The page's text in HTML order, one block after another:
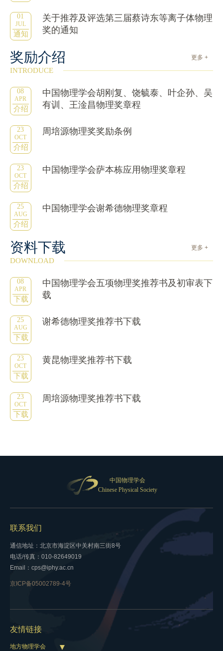
01
JUL
通知
关于推荐及评选第三届蔡诗东等离子体物理
奖的通知
奖励介绍 更多 +
INTRODUCE
08
APR
介绍
中国物理学会胡刚复、饶毓泰、叶企孙、吴
有训、王淦昌物理奖章程
23
OCT
介绍
周培源物理奖奖励条例
23
OCT
介绍
中国物理学会萨本栋应用物理奖章程
25
AUG
介绍
中国物理学会谢希德物理奖章程
资料下载 更多 +
DOWNLOAD
08
APR
下载
中国物理学会五项物理奖推荐书及初审表下
载
25
AUG
下载
谢希德物理奖推荐书下载
23
OCT
下载
黄昆物理奖推荐书下载
23
OCT
下载
周培源物理奖推荐书下载
中国物理学会
Chinese Physical Society
联系我们
通信地址：北京市海淀区中关村南三街8号
电话/传真：010-82649019
Email：cps@iphy.ac.cn
京ICP备05002789-4号
友情链接
地方物理学会